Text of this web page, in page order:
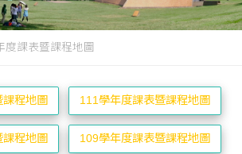
度課表暨課程地圖
程地圖 111學年度課表暨課程地圖
程地圖 109學年度課表暨課程地圖